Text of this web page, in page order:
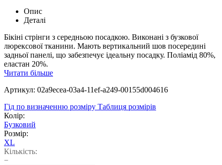
Опис
Деталі
Бікіні стрінги з середньою посадкою. Виконані з бузкової
люрексової тканини. Мають вертикальний шов посередині
задньої панелі, що забезпечує ідеальну посадку. Поліамід 80%,
еластан 20%.
Читати більше
Артикул: 02a9ecea-03a4-11ef-a249-00155d004616
Гід по визначенню розміру Таблиця розмірів
Колір:
Бузковий
Розмір:
XL
Кількість:
−